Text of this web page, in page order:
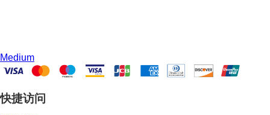
Medium
快捷访问